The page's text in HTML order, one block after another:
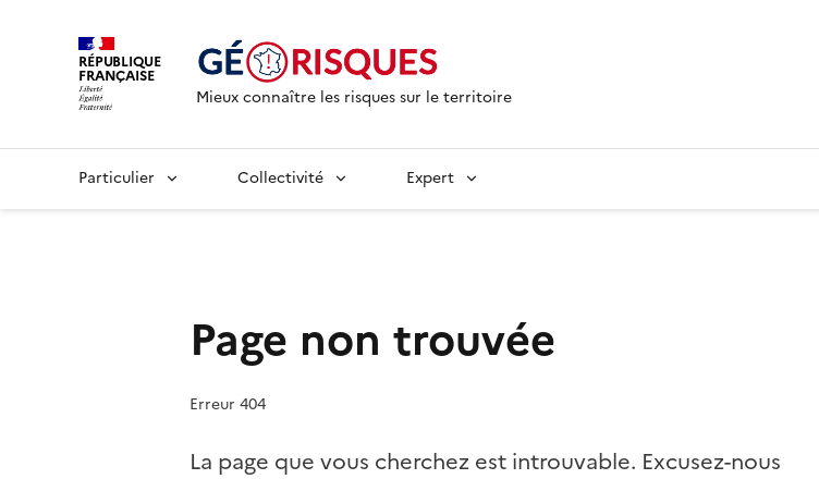
RÉPUBLIQUE
FRANÇAISE
Mieux connaître les risques sur le territoire
Particulier Collectivité Expert
Page non trouvée
Erreur 404
La page que vous cherchez est introuvable. Excusez-nous